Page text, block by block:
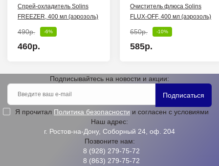
Спрей-охладитель Solins
FREEZER, 400 мл (аэрозоль)
490р. -6%
460р.
Очиститель флюса Solins
FLUX-OFF, 400 мл (аэрозоль)
650р. -10%
585р.
Подписывайтесь на новости и акции:
Подписаться
Я прочитал Политика безопасности и согласен с условиями
Наш адрес:
г. Ростов-на-Дону, Соборный 24, оф. 204
Позвоните нам:
8 (928) 279-75-72
8 (863) 279-75-72